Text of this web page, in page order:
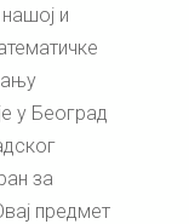
и
у Београд
за
предмет